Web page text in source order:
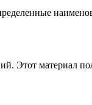
Этот материал